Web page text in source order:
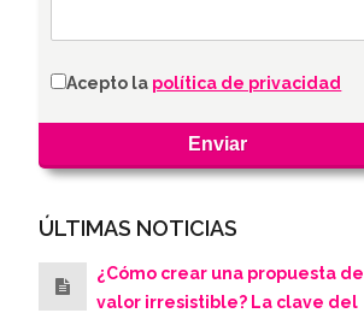
Acepto la política de privacidad
ÚLTIMAS NOTICIAS
¿Cómo crear una propuesta de
valor irresistible? La clave del